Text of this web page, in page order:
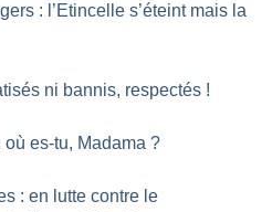
: l’Etincelle s’éteint mais la
ni bannis, respectés !
où es-tu, Madama ?
: en lutte contre le